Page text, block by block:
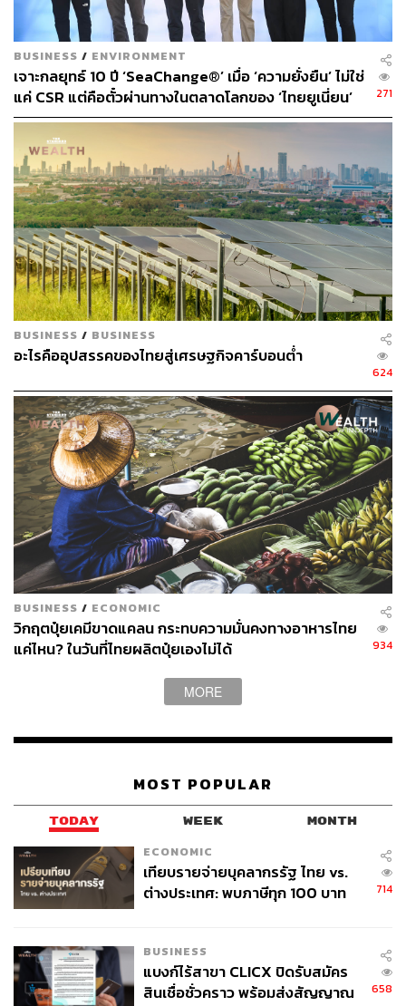
ความเชี่ยวชาญ และจุดแข็ง ตลอดจนเครือข่ายพันธมิตร ใน
การบริหารจัดการการเงินและดำเนินธุรกิจ ที่นำไปสู่การ
พัฒนาอย่างยั่งยืนของประเทศไทยและโลกโดยรวม” ดร.รักษ์
กล่าว
สามารถติดตาม THE STANDARD WEALTH
ผ่านแอปพลิเคชันต่างๆ ที่คุณสะดวกหรือใช้งานอยู่แล้วได้เลย
TAGS: ธนาคารเพื่อการส่งออกและนำเข้าแห่งประเทศไทย
(EXIM BANK)
รักษ์ วรกิจโภคาทร
Green Bond
BCG Economy
Sustain
Sustain Financing
77
ABOUT THE AUTHOR
วาราดา ทองจำนงค์
STANDARD WEALTH
BUSINESS / ENVIRONMENT
เจาะกลยุทธ์ 10 ปี ‘SeaChange®’ เมื่อ ‘ความยั่งยืน’ ไม่ใช่
แค่ CSR แต่คือตั๋วผ่านทางในตลาดโลกของ ‘ไทยยูเนี่ยน’
271
BUSINESS / BUSINESS
อะไรคืออุปสรรคของไทยสู่เศรษฐกิจคาร์บอนต่ำ
624
BUSINESS / ECONOMIC
วิกฤตปุ๋ยเคมีขาดแคลน กระทบความมั่นคงทางอาหารไทย
แค่ไหน? ในวันที่ไทยผลิตปุ๋ยเองไม่ได้
934
MORE
MOST POPULAR
TODAY WEEK MONTH
ECONOMIC
เทียบรายจ่ายบุคลากรรัฐ ไทย vs.
ต่างประเทศ: พบภาษีทุก 100 บาท
714
BUSINESS
แบงก์ไร้สาขา CLICX ปิดรับสมัคร
สินเชื่อชั่วคราว พร้อมส่งสัญญาณ
658